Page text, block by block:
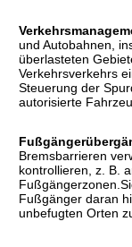
und Autobahnen,
überlasteten
Verkehrsverkehrs
Steuerung der
autorisierte
Bremsbarrieren
kontrollieren, z. B.
Fußgänger daran
unbefugten Orten